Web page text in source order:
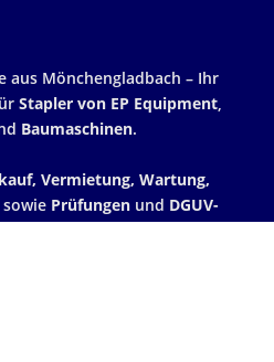
aus Mönchengladbach – Ihr
Stapler von EP Equipment,
Baumaschinen.
Vermietung, Wartung,
Prüfungenund DGUV-